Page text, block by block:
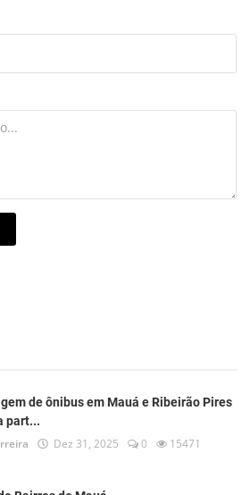
de ônibus em Mauá e Ribeirão Pires
part...
Dez 31, 2025 0 15471